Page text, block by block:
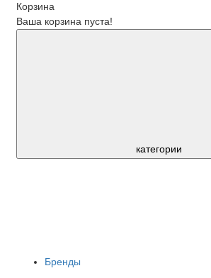
Корзина
Ваша корзина пуста!
категории
Бренды